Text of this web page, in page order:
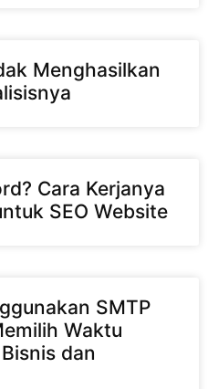
Menghasilkan
Cara Kerjanya
SEO Website
SMTP
Waktu
dan